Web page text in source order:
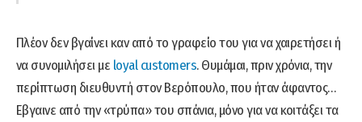
Πλέον δεν βγαίνει καν από το γραφείο του για να χαιρετήσει ή
να συνομιλήσει με loyal customers. Θυμάμαι, πριν χρόνια, την
περίπτωση διευθυντή στον Βερόπουλο, που ήταν άφαντος…
Εβγαινε από την «τρύπα» του σπάνια, μόνο για να κοιτάξει τα